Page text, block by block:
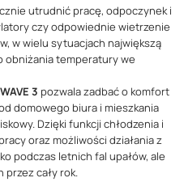
utrudnić pracę, odpoczynek i
czy odpowiednie wietrzenie
w wielu sytuacjach największą
obniżania temperatury we
3 pozwala zadbać o komfort
domowego biura i mieszkania
Dzięki funkcji chłodzenia i
oraz możliwości działania z
podczas letnich fal upałów, ale
cały rok.